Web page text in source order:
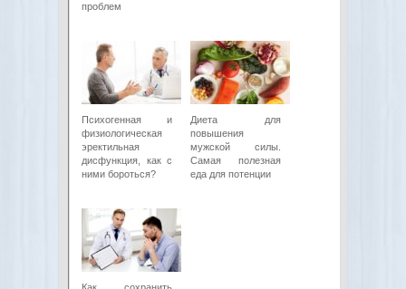
проблем
Психогенная и
физиологическая
эректильная
дисфункция, как с
ними бороться?
Диета для
повышения
мужской силы.
Самая полезная
еда для потенции